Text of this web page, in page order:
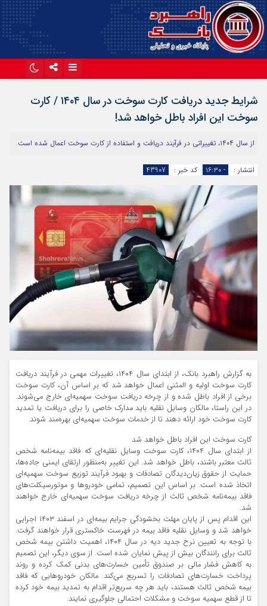
آپارات
شرایط جدید دریافت کارت سوخت در سال ۱۴۰۴ / کارت
سوخت این افراد باطل خواهد شد!
از سال ۱۴۰۴، تغییراتی در فرآیند دریافت و استفاده از کارت سوخت اعمال شده است.
انتشار : - ۱۶:۳۰ کد خبر : 43907
به گزارش راهبرد بانک، از ابتدای سال ۱۴۰۴، تغییرات مهمی در فرآیند دریافت
کارت سوخت اولیه و المثنی اعمال خواهد شد که بر اساس آن، کارت سوخت
برخی از افراد باطل شده و از چرخه دریافت سوخت سهمیه‌ای خارج می‌شوند.
در این راستا، مالکان وسایل نقلیه باید مدارک خاصی را برای دریافت یا تمدید
کارت سوخت خود ارائه دهند تا از خدمات سوخت سهمیه‌ای بهره‌مند شوند.
کارت سوخت این افراد باطل خواهد شد
از ابتدای سال ۱۴۰۴، کارت سوخت وسایل نقلیه‌ای که فاقد بیمه‌نامه شخص
ثالث معتبر باشند، باطل خواهد شد. این تغییر به‌منظور ارتقای ایمنی جاده‌ها،
حمایت از حقوق زیان‌دیدگان تصادفات و بهبود فرآیند توزیع سوخت سهمیه‌ای
اتخاذ شده است. بر اساس این تصمیم، تمامی خودروها و موتورسیکلت‌های
فاقد بیمه‌نامه شخص ثالث از چرخه دریافت سوخت سهمیه‌ای خارج خواهند
شد.
این اقدام پس از پایان مهلت بخشودگی جرایم بیمه‌ای در اسفند ۱۴۰۳ اجرایی
خواهد شد و وسایل نقلیه فاقد بیمه در فهرست خاکستری قرار خواهند گرفت.
با توجه به تعیین نرخ جدید دیه در سال ۱۴۰۴، اهمیت داشتن بیمه شخص
ثالث برای رانندگان بیش از پیش نمایان شده است. از سوی دیگر، این تصمیم
به کاهش فشار مالی بر صندوق تأمین خسارت‌های بدنی کمک کرده و روند
پرداخت خسارت‌های تصادفات را تسریع می‌کند. مالکان خودروهایی که فاقد
بیمه شخص ثالث هستند، باید هر چه سریع‌تر اقدام به تمدید بیمه خود کرده
تا از قطع سهمیه سوخت و مشکلات احتمالی جلوگیری نمایند.